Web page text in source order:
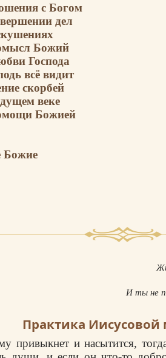
с Богом
дел
Божий
Господа
всё видит
скорбей
веке
Божией
Божие
И ты не
Практика
пpивыкнет и насытится,